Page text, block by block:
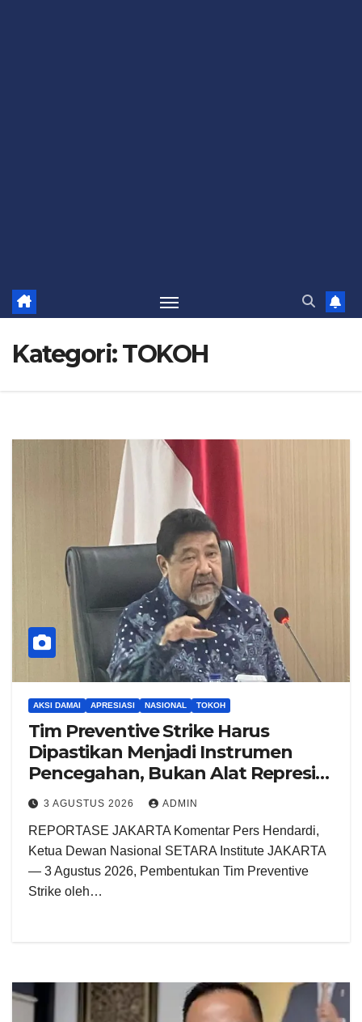
Kategori:TOKOH
AKSI DAMAI APRESIASI NASIONAL TOKOH
Tim Preventive Strike Harus
Dipastikan Menjadi Instrumen
Pencegahan, Bukan Alat Represi
Negara
3 AGUSTUS 2026 ADMIN
REPORTASE JAKARTA Komentar Pers Hendardi,
Ketua Dewan Nasional SETARA Institute JAKARTA
— 3 Agustus 2026, Pembentukan Tim Preventive
Strike oleh…